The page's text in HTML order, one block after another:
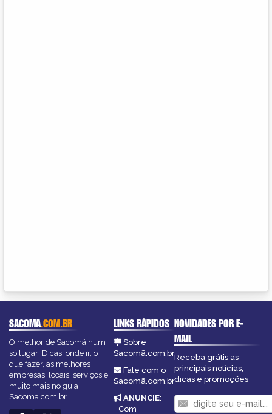
SACOMA.COM.BR
O melhor de Sacomã num
só lugar! Dicas, onde ir, o
que fazer, as melhores
empresas, locais, serviços e
muito mais no guia
Sacoma.com.br.
LINKS RÁPIDOS
Sobre
Sacomã.com.br
Fale com o
Sacomã.com.br
ANUNCIE:
Com
NOVIDADES POR E-
MAIL
Receba grátis as
principais notícias,
dicas e promoções